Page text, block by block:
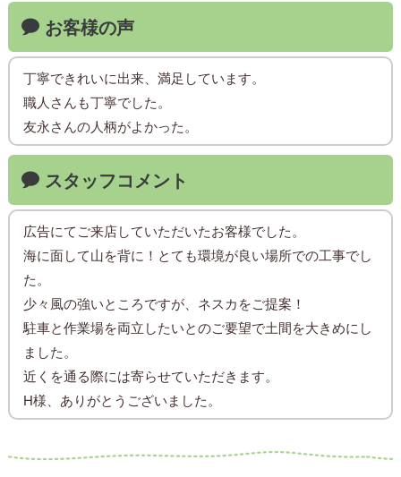
お客様の声
丁寧できれいに出来、満足しています。
職人さんも丁寧でした。
友永さんの人柄がよかった。
スタッフコメント
広告にてご来店していただいたお客様でした。
海に面して山を背に！とても環境が良い場所での工事でし
た。
少々風の強いところですが、ネスカをご提案！
駐車と作業場を両立したいとのご要望で土間を大きめにし
ました。
近くを通る際には寄らせていただきます。
H様、ありがとうございました。